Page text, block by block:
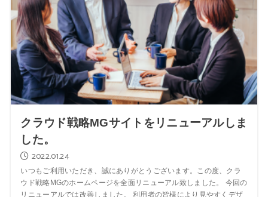
クラウド戦略MGサイトをリニューアルしま
した。
2022.01.24
いつもご利用いただき、誠にありがとうございます。この度、クラ
ウド戦略MGのホームページを全面リニューアル致しました。 今回の
リニューアルでは改善しました。 利用者の皆様により見やすくデザ